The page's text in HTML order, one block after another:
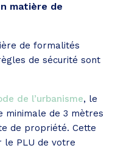
matière de
de formalités
de sécurité sont
de l’urbanisme, le
minimale de 3 mètres
de propriété. Cette
le PLU de votre